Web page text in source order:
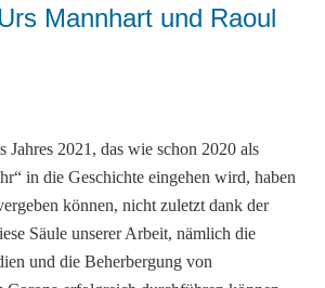
Mannhart und Raoul
Jahres 2021, das wie schon 2020 als
in die Geschichte eingehen wird, haben
können, nicht zuletzt dank der
Säule unserer Arbeit, nämlich die
und die Beherbergung von